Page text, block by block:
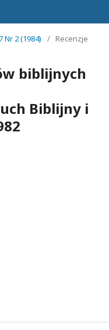
Nr 2 (1984) / Recenzje
biblijnych
Biblijny i